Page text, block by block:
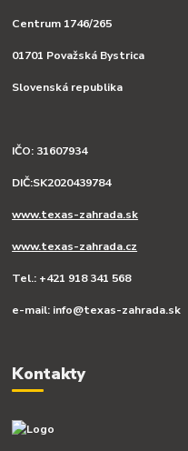
Centrum 1746/265
01701 Považská Bystrica
Slovenská republika
IČO: 31607934
DIČ:SK2020439784
www.texas-zahrada.sk
www.texas-zahrada.cz
Tel.: +421 918 341 568
e-mail: info@texas-zahrada.sk
Kontakty